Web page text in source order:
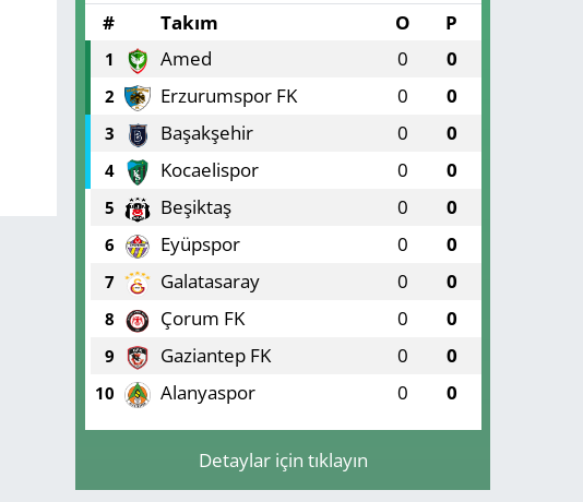
#
Takım O P
1 Amed 0 0
2 Erzurumspor FK 0 0
3 Başakşehir 0 0
4 Kocaelispor 0 0
5 Beşiktaş 0 0
6 Eyüpspor 0 0
7 Galatasaray 0 0
8 Çorum FK 0 0
9 Gaziantep FK 0 0
10 Alanyaspor 0 0
Detaylar için tıklayın